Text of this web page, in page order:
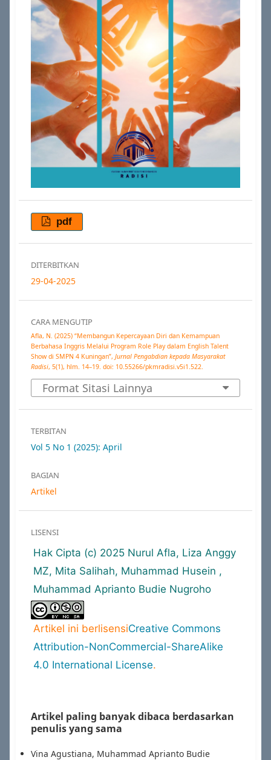
pdf
DITERBITKAN
29-04-2025
CARA MENGUTIP
Afla, N. (2025) “Membangun Kepercayaan Diri dan Kemampuan
Berbahasa Inggris Melalui Program Role Play dalam English Talent
Show di SMPN 4 Kuningan”, Jurnal Pengabdian kepada Masyarakat
Radisi, 5(1), hlm. 14–19. doi: 10.55266/pkmradisi.v5i1.522.
Format Sitasi Lainnya
TERBITAN
Vol 5 No 1 (2025): April
BAGIAN
Artikel
LISENSI
Hak Cipta (c) 2025 Nurul Afla, Liza Anggy
MZ, Mita Salihah, Muhammad Husein ,
Muhammad Aprianto Budie Nugroho
Artikel ini berlisensiCreative Commons
Attribution-NonCommercial-ShareAlike
4.0 International License.
Artikel paling banyak dibaca berdasarkan
penulis yang sama
Vina Agustiana, Muhammad Aprianto Budie